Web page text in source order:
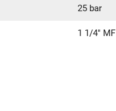
25 bar
1 1/4" MF